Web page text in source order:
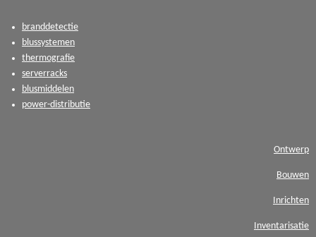
branddetectie
blussystemen
thermografie
serverracks
blusmiddelen
power-distributie
Ontwerp
Bouwen
Inrichten
Inventarisatie